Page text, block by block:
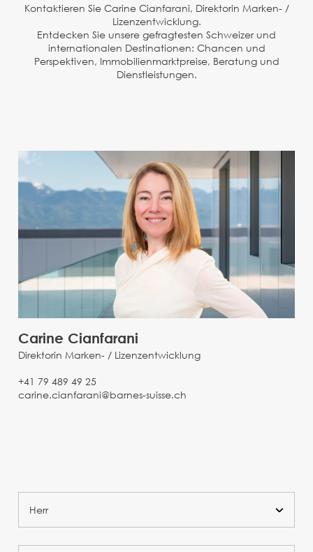
Kontaktieren Sie Carine Cianfarani, Direktorin Marken- /
Lizenzentwicklung.
Entdecken Sie unsere gefragtesten Schweizer und
internationalen Destinationen: Chancen und
Perspektiven, Immobilienmarktpreise, Beratung und
Dienstleistungen.
Carine Cianfarani
Direktorin Marken- / Lizenzentwicklung
+41 79 489 49 25
carine.cianfarani@barnes-suisse.ch